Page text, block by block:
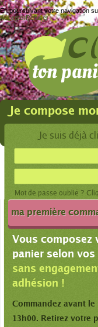
X
En poursuivant votre navigation
AccepterRefuser
Je compose
Je suis déjà
Mot de passe oublié ?
ma première
Vous composez
panier selon vos
sans
adhésion !
Commandez avant le
13h00. Retirez votre